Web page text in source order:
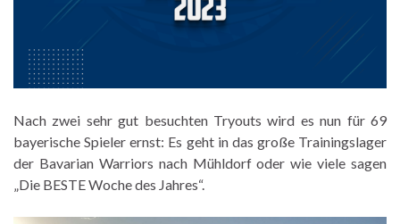
Nach zwei sehr gut besuchten Tryouts wird es nun für 69
bayerische Spieler ernst: Es geht in das große Trainingslager
der Bavarian Warriors nach Mühldorf oder wie viele sagen
„Die BESTE Woche des Jahres“.